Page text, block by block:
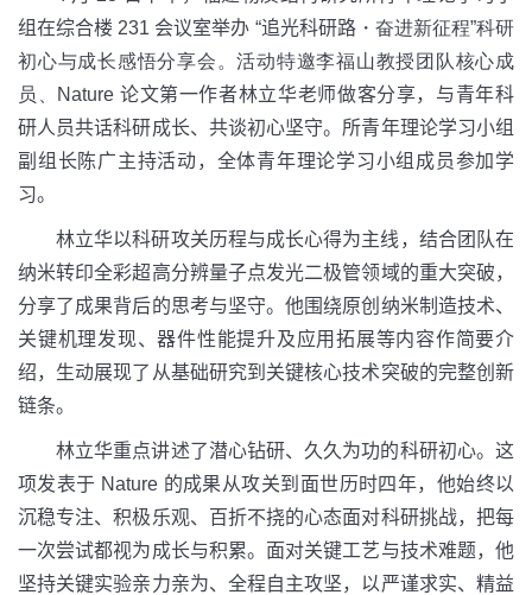
组在综合楼 231 会议室举办 “追光科研路・ 奋进新征程”科研
初心与成长感悟分享会。活动特邀李福山教授团队核心成
员、
Nature 论文第一作者林立华老师做客分享，与青年科
研人员共话科研成长、共谈初心坚守。所青年理论学习小组
副组长陈广主持活动，全体青年理论学习小组成员参加学
习。
林立华以科研攻关历程与成长心得为主线，结合团队在
纳米转印全彩超高分辨量子点发光二极管领域的重大突破，
分享了成果背后的思考与坚守。他围绕原创纳米制造技术、
关键机理发现、器件性能提升及应用拓展等内容作简要介
绍，生动展现了从基础研究到关键核心技术突破的完整创新
链条。
林立华重点讲述了潜心钻研、久久为功的科研初心。这
项发表于 Nature 的成果从攻关到面世历时四年，他始终以
沉稳专注、积极乐观、百折不挠的心态面对科研挑战，把每
一次尝试都视为成长与积累。面对关键工艺与技术难题，他
坚持关键实验亲力亲为、全程自主攻坚，以严谨求实、精益